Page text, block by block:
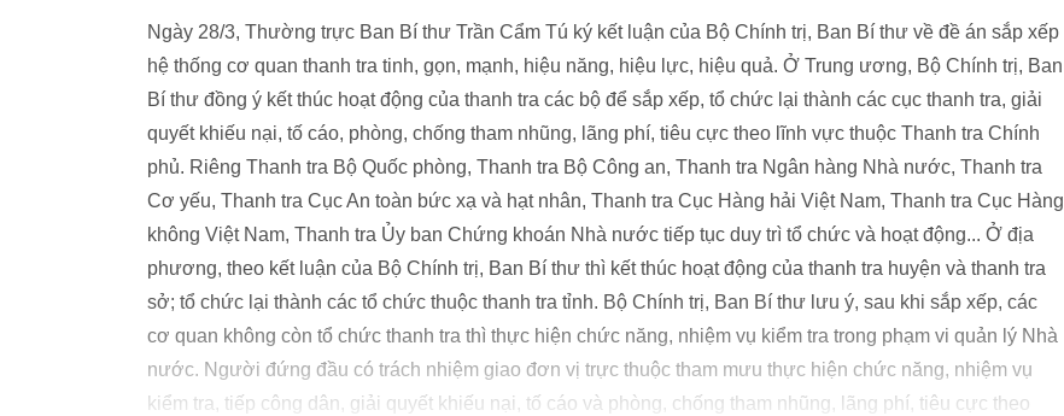
Ngày 28/3, Thường trực Ban Bí thư Trần Cẩm Tú ký kết luận của Bộ Chính trị, Ban Bí thư về đề án sắp xếp
hệ thống cơ quan thanh tra tinh, gọn, mạnh, hiệu năng, hiệu lực, hiệu quả. Ở Trung ương, Bộ Chính trị, Ban
Bí thư đồng ý kết thúc hoạt động của thanh tra các bộ để sắp xếp, tổ chức lại thành các cục thanh tra, giải
quyết khiếu nại, tố cáo, phòng, chống tham nhũng, lãng phí, tiêu cực theo lĩnh vực thuộc Thanh tra Chính
phủ. Riêng Thanh tra Bộ Quốc phòng, Thanh tra Bộ Công an, Thanh tra Ngân hàng Nhà nước, Thanh tra
Cơ yếu, Thanh tra Cục An toàn bức xạ và hạt nhân, Thanh tra Cục Hàng hải Việt Nam, Thanh tra Cục Hàng
không Việt Nam, Thanh tra Ủy ban Chứng khoán Nhà nước tiếp tục duy trì tổ chức và hoạt động... Ở địa
phương, theo kết luận của Bộ Chính trị, Ban Bí thư thì kết thúc hoạt động của thanh tra huyện và thanh tra
sở; tổ chức lại thành các tổ chức thuộc thanh tra tỉnh. Bộ Chính trị, Ban Bí thư lưu ý, sau khi sắp xếp, các
cơ quan không còn tổ chức thanh tra thì thực hiện chức năng, nhiệm vụ kiểm tra trong phạm vi quản lý Nhà
nước. Người đứng đầu có trách nhiệm giao đơn vị trực thuộc tham mưu thực hiện chức năng, nhiệm vụ
kiểm tra, tiếp công dân, giải quyết khiếu nại, tố cáo và phòng, chống tham nhũng, lãng phí, tiêu cực theo